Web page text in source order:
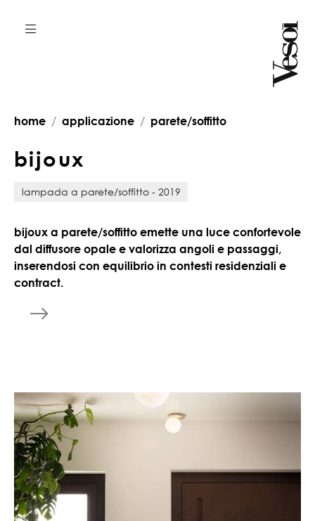
home applicazione parete/soffitto
bijoux
lampada a parete/soffitto - 2019
bijoux a parete/soffitto emette una luce confortevole
dal diffusore opale e valorizza angoli e passaggi,
inserendosi con equilibrio in contesti residenziali e
contract.